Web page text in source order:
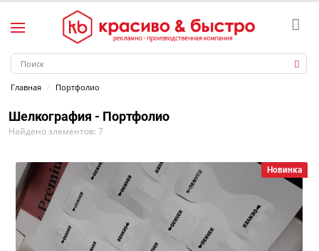
Главная Портфолио
Шелкография - Портфолио
Найдено элементов: 7
Новинка